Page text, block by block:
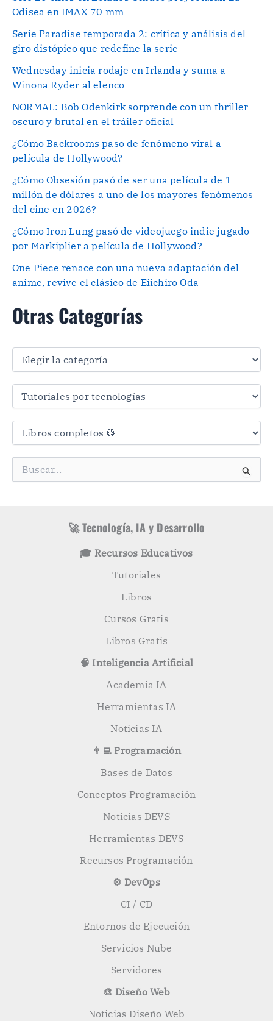
Odisea en IMAX 70 mm
Serie Paradise temporada 2: crítica y análisis del
giro distópico que redefine la serie
Wednesday inicia rodaje en Irlanda y suma a
Winona Ryder al elenco
NORMAL: Bob Odenkirk sorprende con un thriller
oscuro y brutal en el tráiler oficial
¿Cómo Backrooms paso de fenómeno viral a
película de Hollywood?
¿Cómo Obsesión pasó de ser una película de 1
millón de dólares a uno de los mayores fenómenos
del cine en 2026?
¿Cómo Iron Lung pasó de videojuego indie jugado
por Markiplier a película de Hollywood?
One Piece renace con una nueva adaptación del
anime, revive el clásico de Eiichiro Oda
Otras Categorías
🚀 Tecnología, IA y Desarrollo
🎓 Recursos Educativos
Tutoriales
Libros
Cursos Gratis
Libros Gratis
🧠 Inteligencia Artificial
Academia IA
Herramientas IA
Noticias IA
👨‍💻 Programación
Bases de Datos
Conceptos Programación
Noticias DEVS
Herramientas DEVS
Recursos Programación
⚙️ DevOps
CI / CD
Entornos de Ejecución
Servicios Nube
Servidores
🎨 Diseño Web
Noticias Diseño Web